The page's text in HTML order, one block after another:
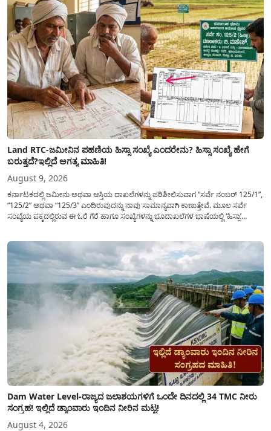
Land RTC-ಜಮೀನಿನ ಪಹಣಿಯ ಹಿಸ್ಸಾ ಸಂಖ್ಯೆ ಎಂದರೇನು? ಹಿಸ್ಸಾ ಸಂಖ್ಯೆ ಹೇಗೆ
ಬರುತ್ತದೆ?ಇಲ್ಲಿದೆ ಅಗತ್ಯ ಮಾಹಿತಿ!
August 9, 2026
ಕರ್ನಾಟಕದಲ್ಲಿ ಜಮೀನು ಅಥವಾ ಆಸ್ತಿಯ ದಾಖಲೆಗಳನ್ನು ಪರಿಶೀಲಿಸುವಾಗ “ಸರ್ವೆ ನಂಬರ್ 125/1”,
“125/2” ಅಥವಾ “125/3” ಎಂದಿರುವುದನ್ನು ನಾವು ಸಾಮಾನ್ಯ​ವಾಗಿ ಕಾಣುತ್ತೇವೆ. ಮೂಲ ಸರ್ವೆ
ಸಂಖ್ಯೆಯ ಪಕ್ಕದಲ್ಲಿರುವ ಈ ಓರೆ ಗೆರೆ ಹಾಗೂ ಸಂಖ್ಯೆಗಳನ್ನು ಭೂದಾಖಲೆಗಳ ಭಾಷೆಯಲ್ಲಿ ‘ಹಿಸ್ಸಾ’
Dam Water Level-ರಾಜ್ಯದ ಜಲಾಶಯಗಳಿಗೆ ಒಂದೇ ದಿನದಲ್ಲಿ 34 TMC ನೀರು
ಸಂಗ್ರಹ! ಇಲ್ಲಿದೆ ಡ್ಯಾಂವಾರು ಇಂದಿನ ನೀರಿನ ಮಟ್ಟ!
August 4, 2026